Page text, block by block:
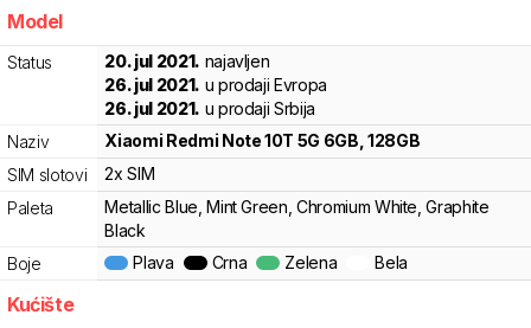
Model
Status 20. jul 2021. najavljen
26. jul 2021. u prodaji Evropa
26. jul 2021. u prodaji Srbija
Naziv
Xiaomi Redmi Note 10T 5G 6GB, 128GB
SIM slotovi
2x SIM
Paleta
Metallic Blue, Mint Green, Chromium White, Graphite
Black
Boje
Plava Crna Zelena Bela
Kućište